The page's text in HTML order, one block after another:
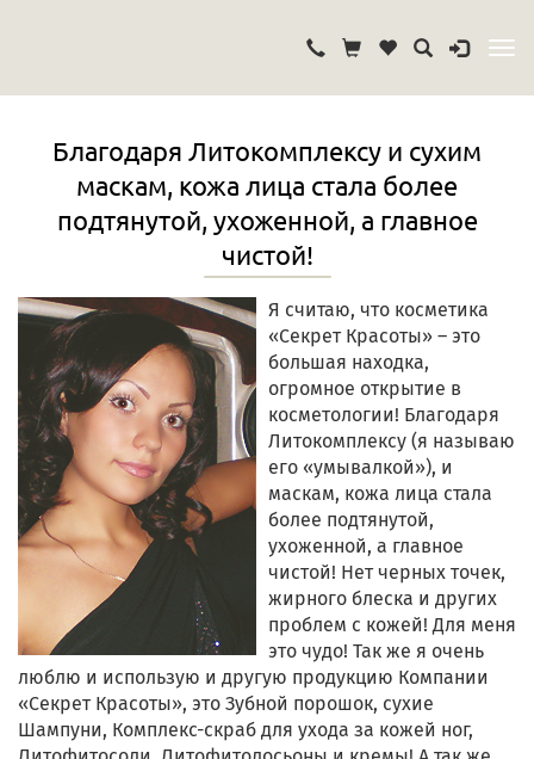
Благодаря Литокомплексу и сухим
маскам, кожа лица стала более
подтянутой, ухоженной, а главное
чистой!
Я считаю, что косметика
«Секрет Красоты» – это
большая находка,
огромное открытие в
косметологии! Благодаря
Литокомплексу (я называю
его «умывалкой»), и
маскам, кожа лица стала
более подтянутой,
ухоженной, а главное
чистой! Нет черных точек,
жирного блеска и других
проблем с кожей! Для меня
это чудо! Так же я очень
люблю и использую и другую продукцию Компании
«Секрет Красоты», это Зубной порошок, сухие
Шампуни, Комплекс-скраб для ухода за кожей ног,